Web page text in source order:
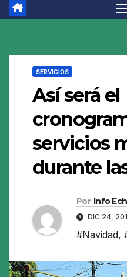
SERVICIOS
Así será el
servicios
durante
Por Info
DIC 24,
#Navidad,